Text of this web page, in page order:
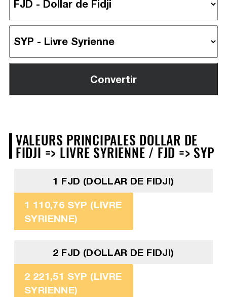
VALEURS PRINCIPALES DOLLAR DE
FIDJI => LIVRE SYRIENNE / FJD => SYP
1 FJD (DOLLAR DE FIDJI)
1 110,76 SYP (LIVRE
SYRIENNE)
2 FJD (DOLLAR DE FIDJI)
2 221,51 SYP (LIVRE
SYRIENNE)